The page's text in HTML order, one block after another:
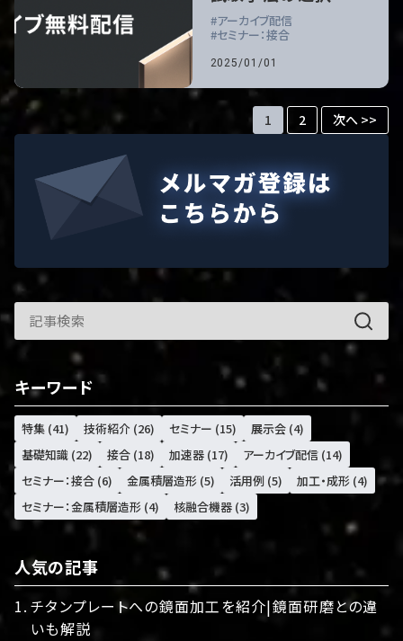
アーカイブ配信
セミナー：接合
2025/01/01
1 2 次へ >>
キーワード
特集 (41) 技術紹介 (26) セミナー (15)
展示会 (4)
基礎知識 (22)
接合 (18) 加速器 (17)
アーカイブ配信 (14)
セミナー：接合 (6)
金属積層造形 (5) 活用例 (5)
加工・成形 (4)
セミナー：金属積層造形 (4)
核融合機器 (3)
人気の記事
チタンプレートへの鏡面加工を紹介|鏡面研磨との違
いも解説